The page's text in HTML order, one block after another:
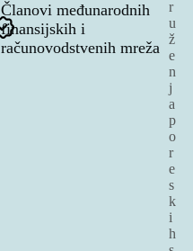
Članovi međunarodnih
finansijskih i
računovodstvenih mreža